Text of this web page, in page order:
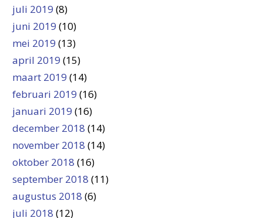
juli 2019 (8)
juni 2019 (10)
mei 2019 (13)
april 2019 (15)
maart 2019 (14)
februari 2019 (16)
januari 2019 (16)
december 2018 (14)
november 2018 (14)
oktober 2018 (16)
september 2018 (11)
augustus 2018 (6)
juli 2018 (12)